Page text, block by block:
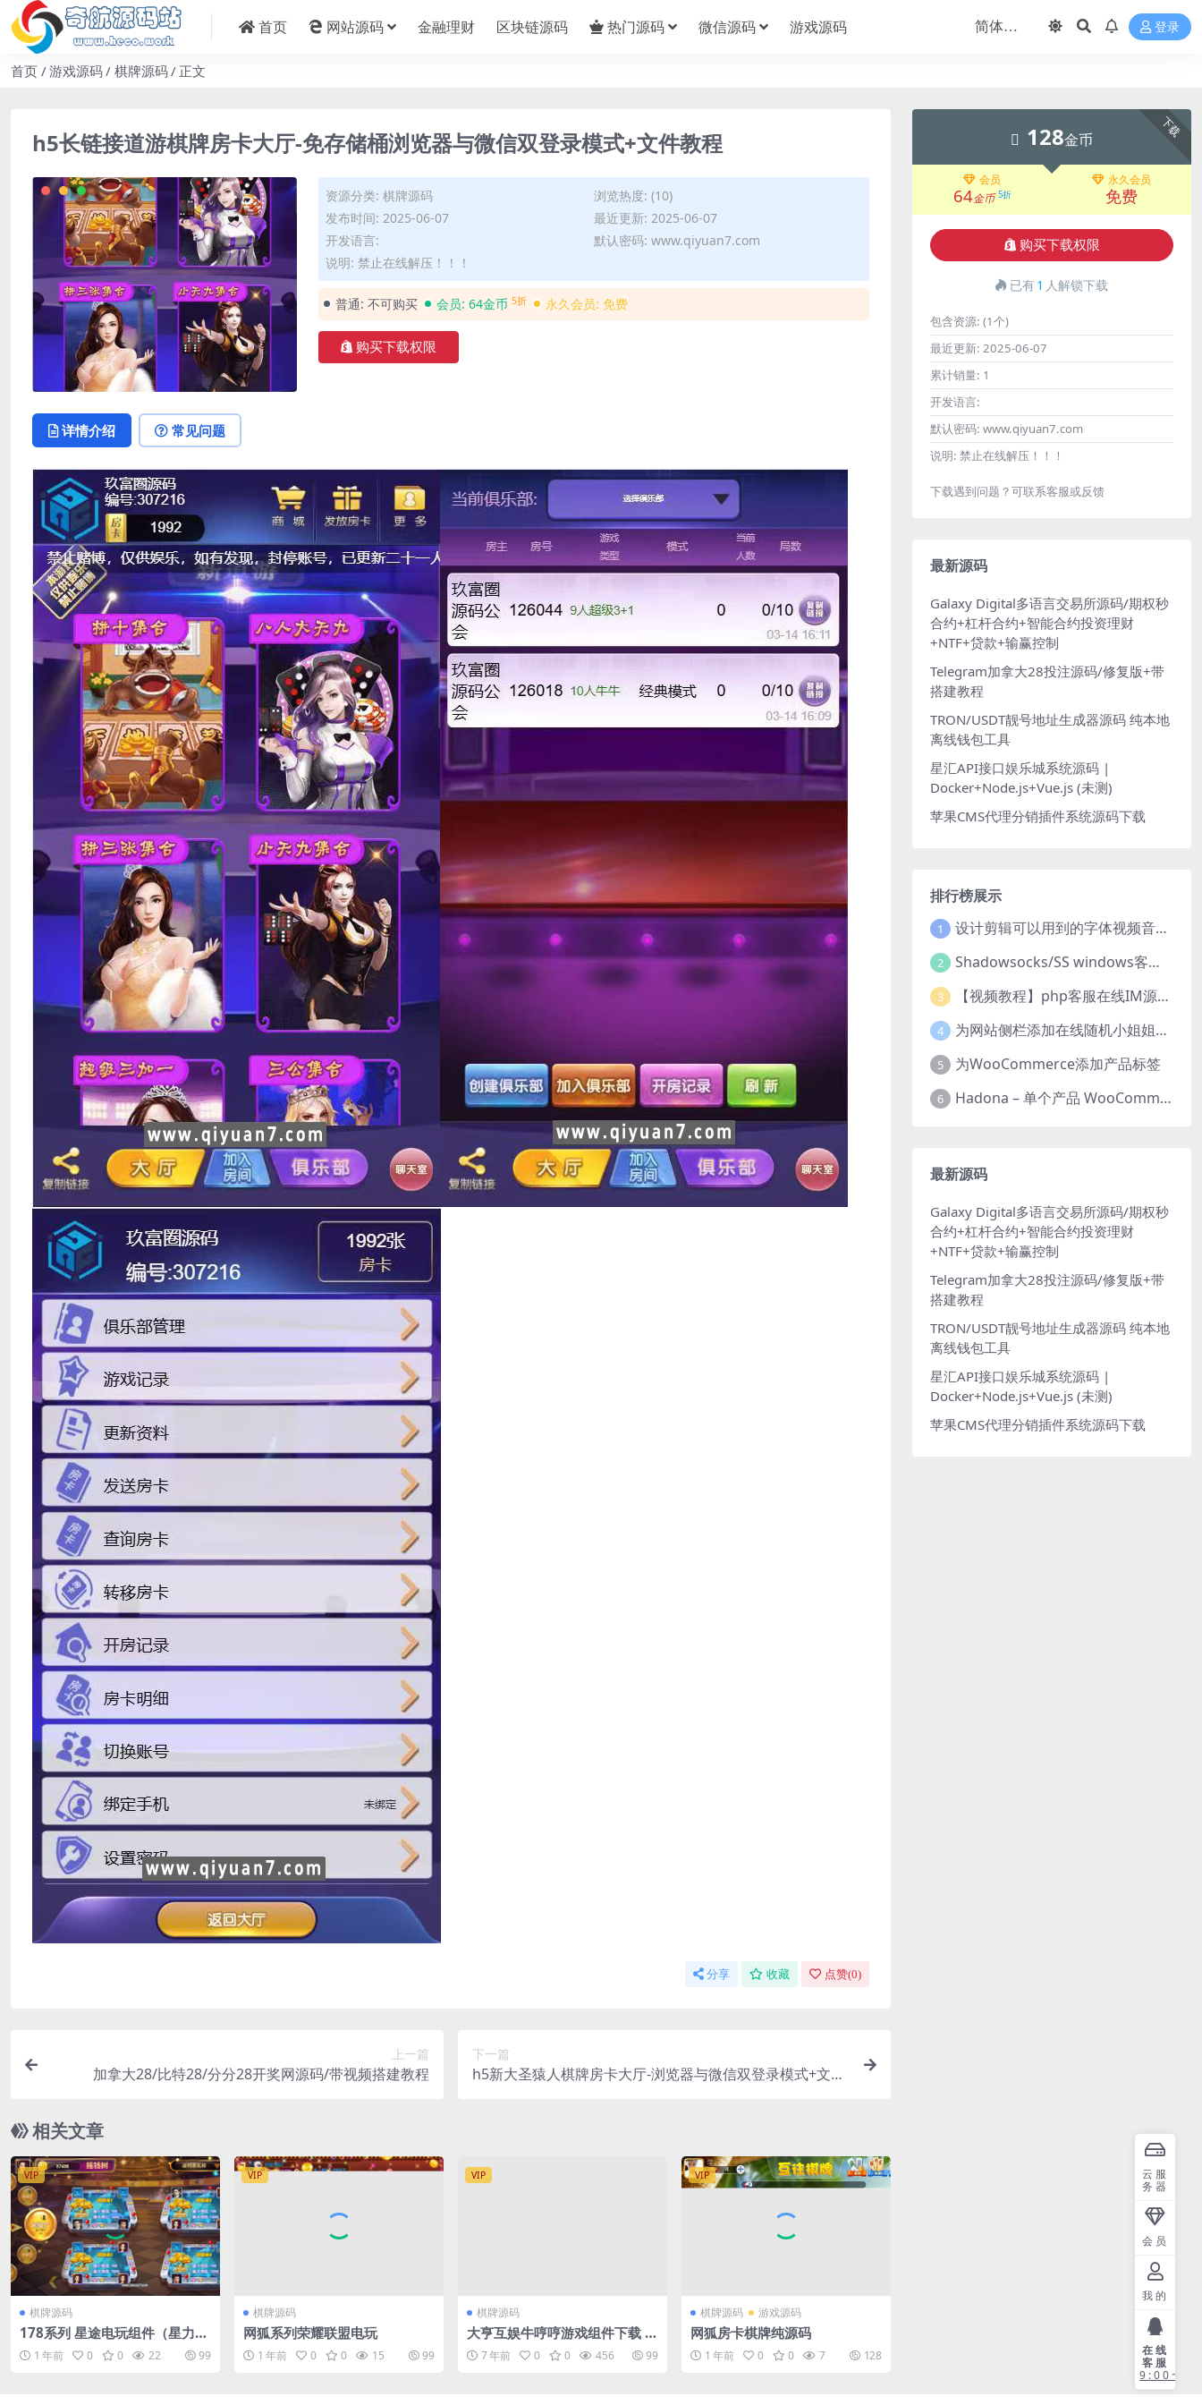
首页 网站源码 金融理财 区块链源码 热门源码 微信源码 游戏源码 登录
首页 游戏源码 棋牌源码 正文
h5长链接道游棋牌房卡大厅-免存储桶浏览器与微信双登录模式+文件教程
资源分类: 棋牌源码
浏览热度: (10)
发布时间: 2025-06-07
最近更新: 2025-06-07
开发语言:
默认密码: www.qiyuan7.com
说明: 禁止在线解压！！！
普通: 不可购买 会员: 64金币 5折 永久会员: 免费
购买下载权限
详情介绍 常见问题
分享 收藏 点赞(0)
上一篇
加拿大28/比特28/分分28开奖网源码/带视频搭建教程
下一篇
h5新大圣猿人棋牌房卡大厅-浏览器与微信双登录模式+文本
相关文章
VIP
棋牌源码
178系列 星途电玩组件（星力电
玩）带机器人
1 年前 0 0 22 99
VIP
棋牌源码
网狐系列荣耀联盟电玩
1 年前 0 0 15 99
VIP
棋牌源码
大亨互娱牛哼哼游戏组件下载 带
双端APP牛牛+三公+金花三种玩
法 带双端APP
7 年前 0 0 456 99
VIP
棋牌源码 游戏源码
网狐房卡棋牌纯源码
1 年前 0 0 7 128
下载
128金币
会员
64金币 5折
永久会员
免费
购买下载权限
已有1 人解锁下载
包含资源: (1个)
最近更新: 2025-06-07
累计销量: 1
开发语言:
默认密码: www.qiyuan7.com
说明: 禁止在线解压！！！
下载遇到问题？可联系客服或反馈
最新源码
Galaxy Digital多语言交易所源码/期权秒
合约+杠杆合约+智能合约投资理财
+NTF+贷款+输赢控制
Telegram加拿大28投注源码/修复版+带
搭建教程
TRON/USDT靓号地址生成器源码 纯本地
离线钱包工具
星汇API接口娱乐城系统源码 |
Docker+Node.js+Vue.js (未测)
苹果CMS代理分销插件系统源码下载
排行榜展示
1 设计剪辑可以用到的字体视频音乐音效素材
2 Shadowsocks/SS windows客户端下载
3 【视频教程】php客服在线IM源码 网页在线客服软件代码
4 为网站侧栏添加在线随机小姐姐视频小功能源码
5 为WooCommerce添加产品标签
6 Hadona – 单个产品 WooCommerce WordPress 主题
最新源码
Galaxy Digital多语言交易所源码/期权秒
合约+杠杆合约+智能合约投资理财
+NTF+贷款+输赢控制
Telegram加拿大28投注源码/修复版+带
搭建教程
TRON/USDT靓号地址生成器源码 纯本地
离线钱包工具
星汇API接口娱乐城系统源码 |
Docker+Node.js+Vue.js (未测)
苹果CMS代理分销插件系统源码下载
云服
务器
会员
我的
在线
客服